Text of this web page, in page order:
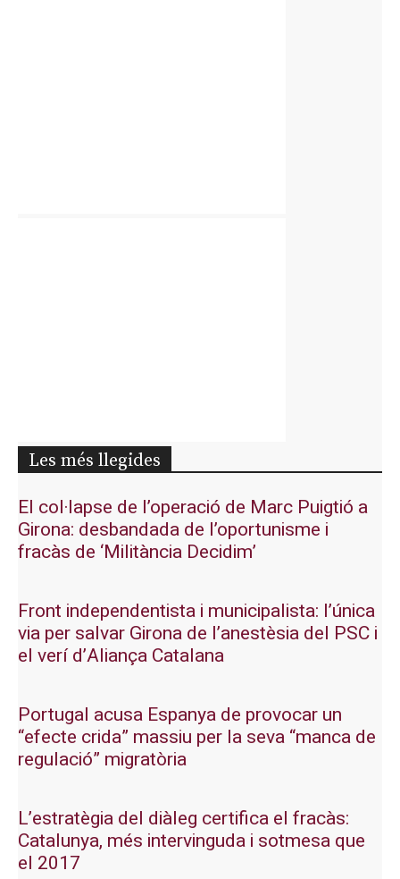
Les més llegides
El col·lapse de l’operació de Marc Puigtió a
Girona: desbandada de l’oportunisme i
fracàs de ‘Militància Decidim’
Front independentista i municipalista: l’única
via per salvar Girona de l’anestèsia del PSC i
el verí d’Aliança Catalana
Portugal acusa Espanya de provocar un
“efecte crida” massiu per la seva “manca de
regulació” migratòria
L’estratègia del diàleg certifica el fracàs:
Catalunya, més intervinguda i sotmesa que
el 2017